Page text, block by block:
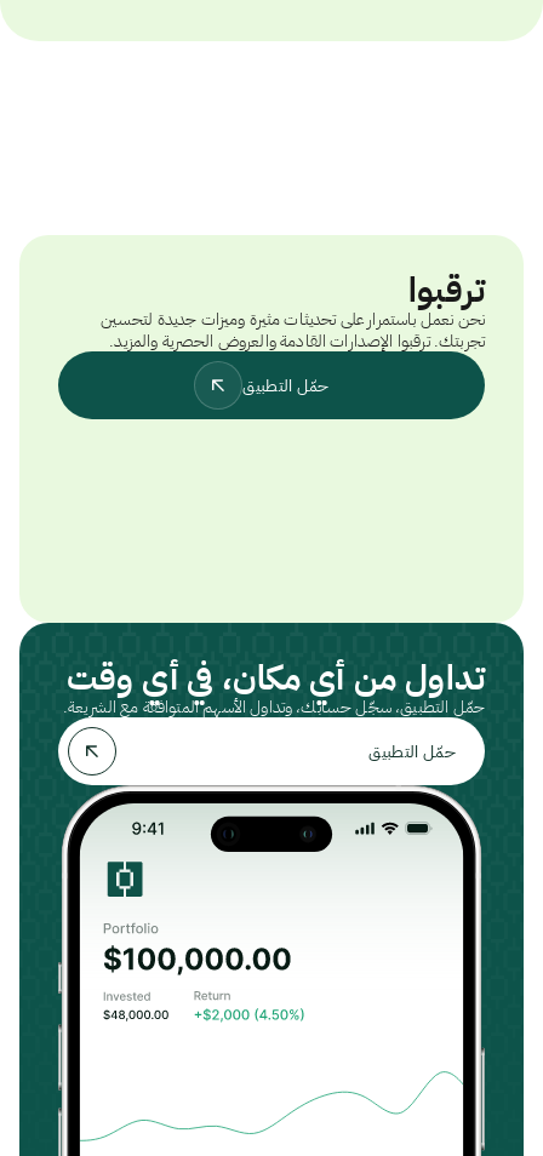
ترقبوا
نحن نعمل باستمرار على تحديثات مثيرة وميزات جديدة لتحسين
تجربتك. ترقبوا الإصدارات القادمة والعروض الحصرية والمزيد.
حمّل التطبيق
تداول من أي مكان، في أي وقت
حمّل التطبيق، سجّل حسابك، وتداول الأسهم المتوافقة مع الشريعة.
حمّل التطبيق